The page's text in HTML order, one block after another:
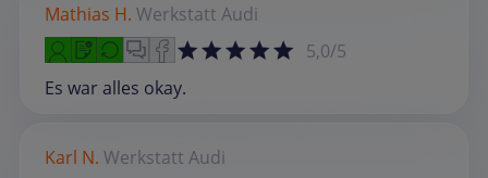
Mathias H. Werkstatt Audi
5,0/5
Es war alles okay.
Karl N. Werkstatt Audi